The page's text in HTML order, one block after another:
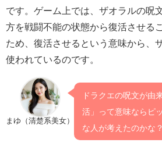
です。ゲーム上では、ザオラルの呪
方を戦闘不能の状態から復活させる
ため、復活させるという意味から、
使われているのです。
まゆ（清楚系美女）
ドラクエの呪文が由
活」って意味ならピ
な人が考えたのかな？